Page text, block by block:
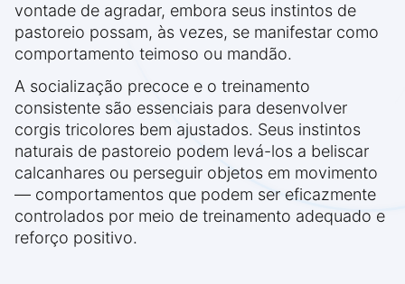
vontade de agradar, embora seus instintos de
pastoreio possam, às vezes, se manifestar como
comportamento teimoso ou mandão.
A socialização precoce e o treinamento
consistente são essenciais para desenvolver
corgis tricolores bem ajustados. Seus instintos
naturais de pastoreio podem levá-los a beliscar
calcanhares ou perseguir objetos em movimento
— comportamentos que podem ser eficazmente
controlados por meio de treinamento adequado e
reforço positivo.